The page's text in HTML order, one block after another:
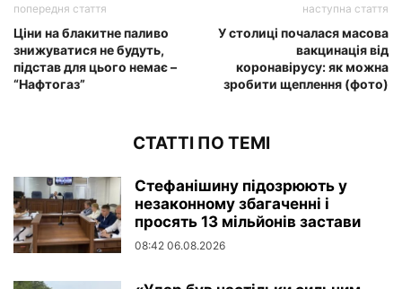
попередня стаття
Ціни на блакитне паливо
знижуватися не будуть,
підстав для цього немає –
“Нафтогаз”
наступна стаття
У столиці почалася масова
вакцинація від
коронавірусу: як можна
зробити щеплення (фото)
СТАТТІ ПО ТЕМІ
Стефанішину підозрюють у
незаконному збагаченні і
просять 13 мільйонів застави
08:42 06.08.2026